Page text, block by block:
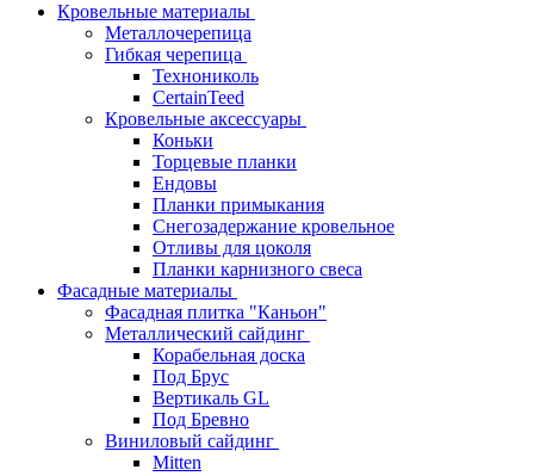
Кровельные материалы
Металлочерепица
Гибкая черепица
Технониколь
CertainTeed
Кровельные аксессуары
Коньки
Торцевые планки
Ендовы
Планки примыкания
Снегозадержание кровельное
Отливы для цоколя
Планки карнизного свеса
Фасадные материалы
Фасадная плитка "Каньон"
Металлический сайдинг
Корабельная доска
Под Брус
Вертикаль GL
Под Бревно
Виниловый сайдинг
Mitten